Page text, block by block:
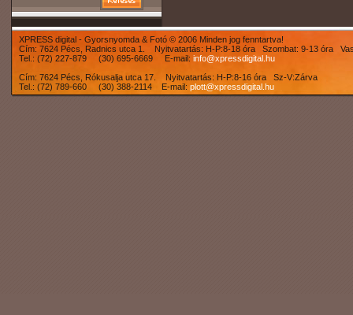
XPRESS digital - Gyorsnyomda & Fotó © 2006 Minden jog fenntartva!
Cím: 7624 Pécs, Radnics utca 1. Nyitvatartás: H-P:8-18 óra Szombat: 9-13 óra
Tel.: (72) 227-879 (30) 695-6669 E-mail: info@xpressdigital.hu
Cím: 7624 Pécs, Rókusalja utca 17. Nyitvatartás: H-P:8-16 óra Sz-V:Zárva
Tel.: (72) 789-660 (30) 388-2114 E-mail: plott@xpressdigital.hu